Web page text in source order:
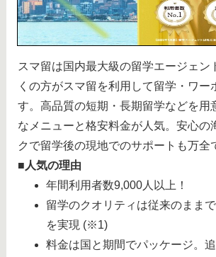
スマ留は国内最大級の留学エージェン
くの方がスマ留を利用して留学・ワー
す。高品質の短期・長期留学などを用
なメニューと格安料金が人気。安心の
クで留学後の現地でのサポートも万全
■人気の理由
年間利用者数9,000人以上！
留学のクオリティは従来のまま
を実現 (※1)
料金は国と期間でパッケージ。